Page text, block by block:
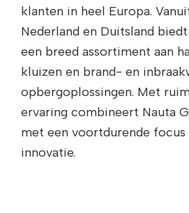
klanten in heel Europa.
Nederland en Duitsland
een breed assortiment aan
kluizen en brand- en
opbergoplossingen. Met
ervaring combineert Nauta
met een voortdurende
innovatie.